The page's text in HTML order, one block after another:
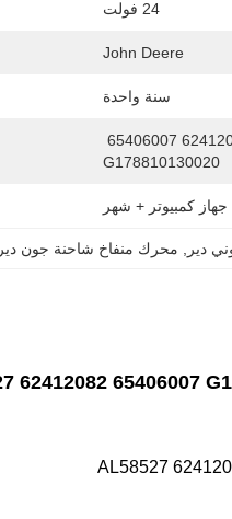
24 فولت
John Deere
سنة واحدة
G178810130020
محرك منفاخ شاحنة جون دير